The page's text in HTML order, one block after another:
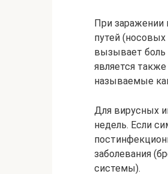
При заражении
путей (носовых
вызывает боль
является
называемые
Для вирусных
недель. Если
заболевания
системы).